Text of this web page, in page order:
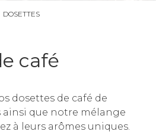
DOSETTES
café
dosettes de café de
que notre mélange
à leurs arômes uniques.